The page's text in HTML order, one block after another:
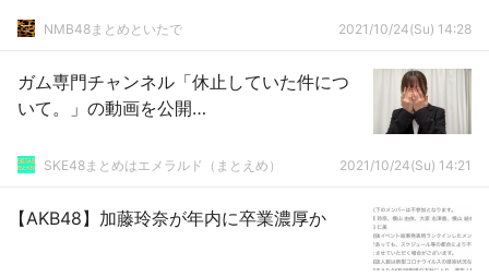
NMB48まとめといたで 2021/10/24(Su) 14:28
ガム専門チャンネル「休止していた件につ
いて。」の動画を公開…
SKE48まとめはエメラルド（まとえめ） 2021/10/24(Su) 14:21
【AKB48】加藤玲奈が年内に卒業濃厚か